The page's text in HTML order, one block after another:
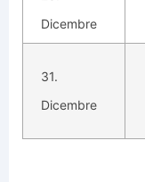
Dicembre
31.
Dicembre